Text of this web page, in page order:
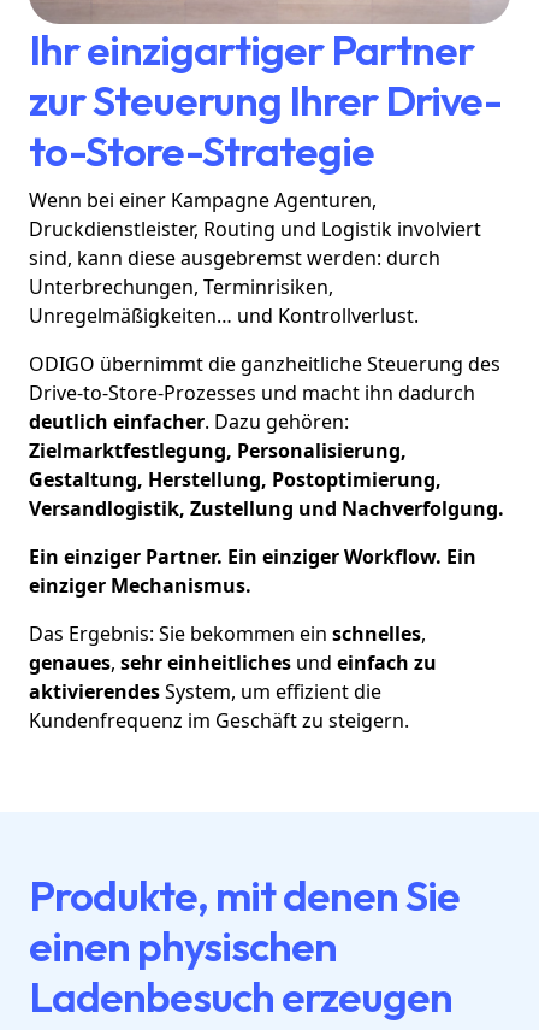
Ihr einzigartiger Partner
zur Steuerung Ihrer Drive-
to-Store-Strategie
Wenn bei einer Kampagne Agenturen,
Druckdienstleister, Routing und Logistik involviert
sind, kann diese ausgebremst werden: durch
Unterbrechungen, Terminrisiken,
Unregelmäßigkeiten… und Kontrollverlust.
ODIGO übernimmt die ganzheitliche Steuerung des
Drive-to-Store-Prozesses und macht ihn dadurch
deutlich einfacher. Dazu gehören:
Zielmarktfestlegung, Personalisierung,
Gestaltung, Herstellung, Postoptimierung,
Versandlogistik, Zustellung und Nachverfolgung.
Ein einziger Partner. Ein einziger Workflow. Ein
einziger Mechanismus.
Das Ergebnis: Sie bekommen ein schnelles,
genaues, sehr einheitliches und einfach zu
aktivierendesSystem, um effizient die
Kundenfrequenz im Geschäft zu steigern.
Produkte, mit denen Sie
einen physischen
Ladenbesuch erzeugen